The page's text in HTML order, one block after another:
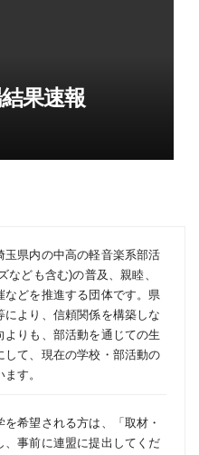
果速報
県内の中高の軽音楽系部活
なども含む)の普及、親睦、
どを推進する団体です。県
より、信頼関係を構築しな
りも、部活動を通じての生
て、現在の学校・部活動の
す。
希望される方は、「 取材・
、事前に連盟に提出してくだ